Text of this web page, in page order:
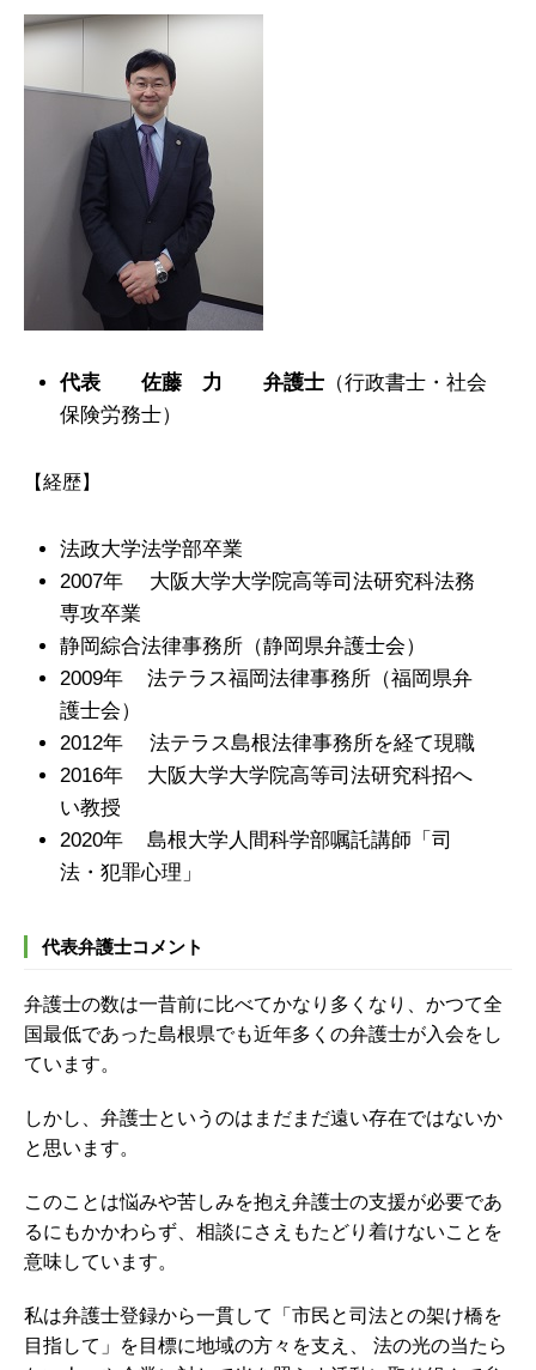
代表 佐藤 力 弁護士 （行政書士・社会
保険労務士）
【経歴】
法政大学法学部卒業
2007年 大阪大学大学院高等司法研究科法務
専攻卒業
静岡綜合法律事務所（静岡県弁護士会）
2009年 法テラス福岡法律事務所（福岡県弁
護士会）
2012年 法テラス島根法律事務所を経て現職
2016年 大阪大学大学院高等司法研究科招へ
い教授
2020年 島根大学人間科学部嘱託講師「司
法・犯罪心理」
代表弁護士コメント
弁護士の数は一昔前に比べてかなり多くなり、かつて全
国最低であった島根県でも近年多くの弁護士が入会をし
ています。
しかし、弁護士というのはまだまだ遠い存在ではないか
と思います。
このことは悩みや苦しみを抱え弁護士の支援が必要であ
るにもかかわらず、相談にさえもたどり着けないことを
意味しています。
私は弁護士登録から一貫して「市民と司法との架け橋を
目指して」を目標に地域の方々を支え、 法の光の当たら